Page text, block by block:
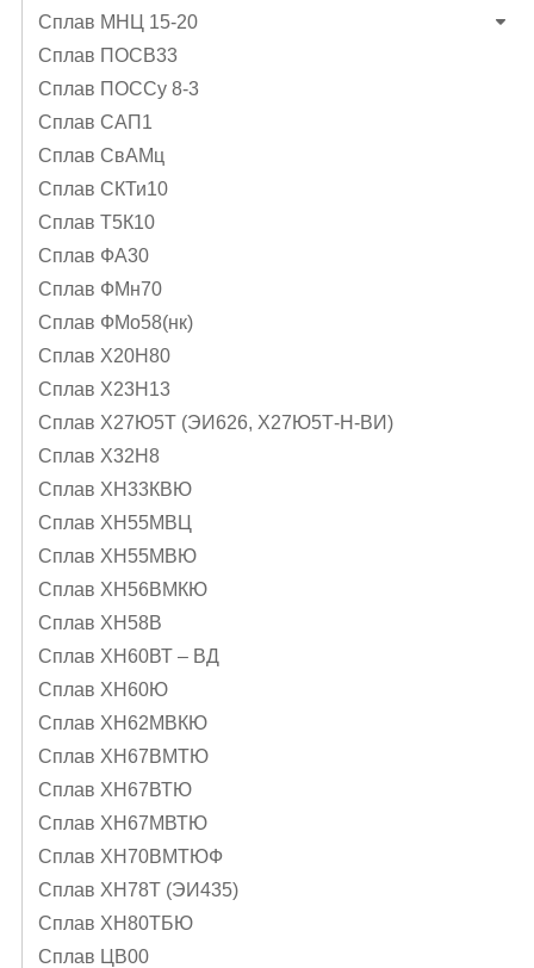
Сплав МНЦ 15-20
Сплав ПОСВ33
Сплав ПОССу 8-3
Сплав САП1
Сплав СвАМц
Сплав СКТи10
Сплав Т5К10
Сплав ФА30
Сплав ФМн70
Сплав ФМо58(нк)
Сплав Х20Н80
Сплав Х23Н13
Сплав Х27Ю5Т (ЭИ626, Х27Ю5Т-Н-ВИ)
Сплав Х32Н8
Сплав ХН33КВЮ
Сплав ХН55МВЦ
Сплав ХН55МВЮ
Сплав ХН56ВМКЮ
Сплав ХН58В
Сплав ХН60ВТ – ВД
Сплав ХН60Ю
Сплав ХН62МВКЮ
Сплав ХН67ВМТЮ
Сплав ХН67ВТЮ
Сплав ХН67МВТЮ
Сплав ХН70ВМТЮФ
Сплав ХН78Т (ЭИ435)
Сплав ХН80ТБЮ
Сплав ЦВ00